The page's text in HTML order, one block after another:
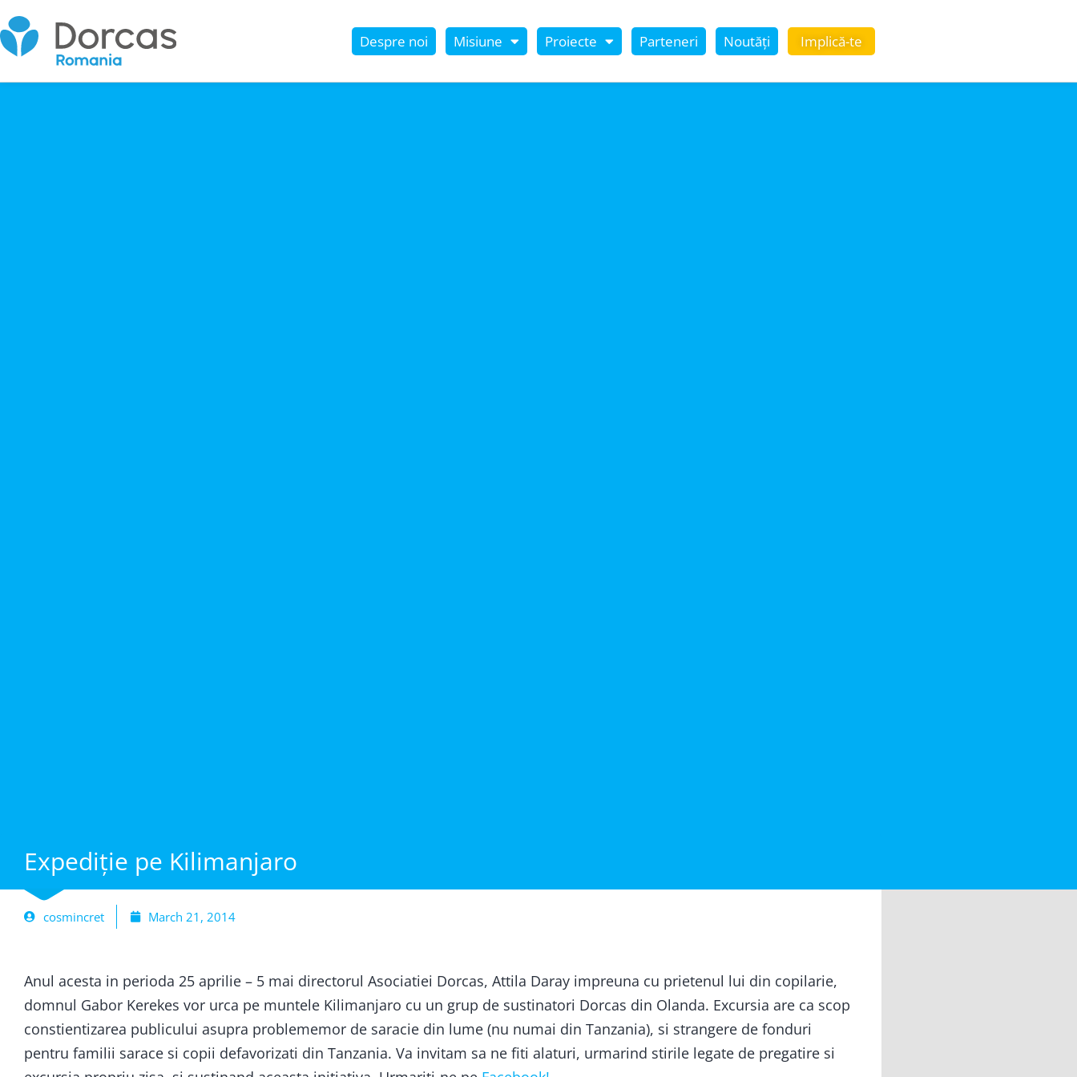
Despre noi Misiune Proiecte Parteneri Noutăți Implică-te
Expediție pe Kilimanjaro
cosmincret March 21, 2014
Anul acesta in perioda 25 aprilie – 5 mai directorul Asociatiei Dorcas, Attila Daray impreuna cu prietenul lui din copilarie,
domnul Gabor Kerekes vor urca pe muntele Kilimanjaro cu un grup de sustinatori Dorcas din Olanda. Excursia are ca scop
constientizarea publicului asupra problememor de saracie din lume (nu numai din Tanzania), si strangere de fonduri
pentru familii sarace si copii defavorizati din Tanzania. Va invitam sa ne fiti alaturi, urmarind stirile legate de pregatire si